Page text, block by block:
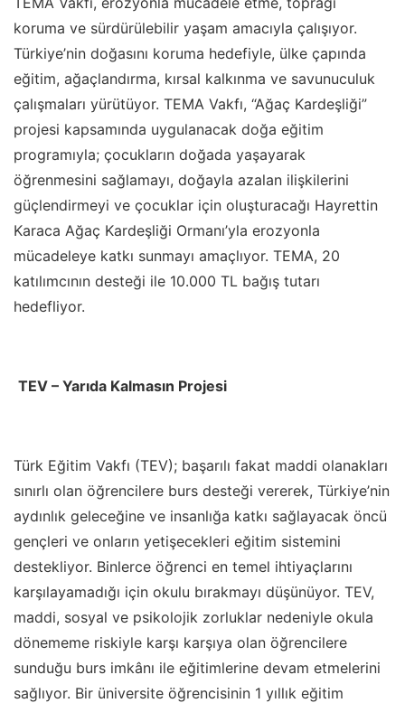
koruma ve sürdürülebilir yaşam amacıyla çalışıyor.
Türkiye’nin doğasını koruma hedefiyle, ülke çapında
eğitim, ağaçlandırma, kırsal kalkınma ve savunuculuk
çalışmaları yürütüyor. TEMA Vakfı, “Ağaç Kardeşliği”
projesi kapsamında uygulanacak doğa eğitim
programıyla; çocukların doğada yaşayarak
öğrenmesini sağlamayı, doğayla azalan ilişkilerini
güçlendirmeyi ve çocuklar için oluşturacağı Hayrettin
Karaca Ağaç Kardeşliği Ormanı’yla erozyonla
mücadeleye katkı sunmayı amaçlıyor. TEMA, 20
katılımcının desteği ile 10.000 TL bağış tutarı
hedefliyor.
TEV – Yarıda Kalmasın Projesi
Türk Eğitim Vakfı (TEV); başarılı fakat maddi olanakları
sınırlı olan öğrencilere burs desteği vererek, Türkiye’nin
aydınlık geleceğine ve insanlığa katkı sağlayacak öncü
gençleri ve onların yetişecekleri eğitim sistemini
destekliyor. Binlerce öğrenci en temel ihtiyaçlarını
karşılayamadığı için okulu bırakmayı düşünüyor. TEV,
maddi, sosyal ve psikolojik zorluklar nedeniyle okula
dönememe riskiyle karşı karşıya olan öğrencilere
sunduğu burs imkânı ile eğitimlerine devam etmelerini
sağlıyor. Bir üniversite öğrencisinin 1 yıllık eğitim